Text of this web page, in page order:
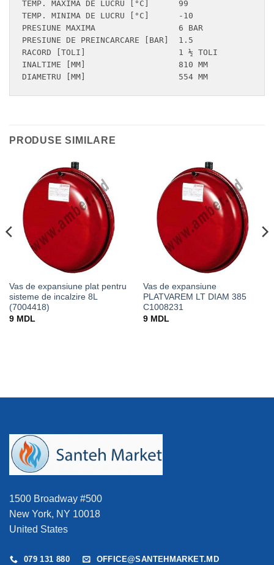
TEMP. MAXIMA DE LUCRU [°C]	99
TEMP. MINIMA DE LUCRU [°C]	-10
PRESIUNE MAXIMA              	6 BAR
PRESIUNE DE PREINCARCARE [BAR]	1.5
RACORD [TOLI]                	1 ½ TOLI
INALTIME [MM]              	810 MM
DIAMETRU [MM]               	554 MM
PRODUSE SIMILARE
Vas de expansiune plat pentru
sisteme de incalzire 8L
(7004418)
9 MDL
Vas de expansiune
PLATVAREM LT DIAM 385
C1008231
9 MDL
1500 Broadway #500
New York, NY 10018
United States
079 131 880 OFFICE@SANTEHMARKET.MD